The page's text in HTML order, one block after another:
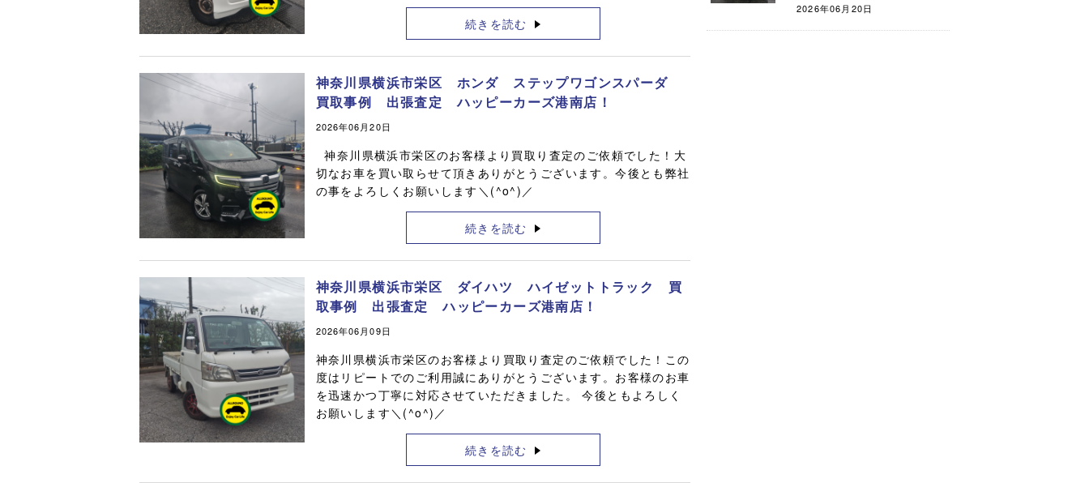
続きを読む
神奈川県横浜市栄区 ホンダ ステップワゴンスパーダ
買取事例 出張査定 ハッピーカーズ港南店！
2026年06月20日
神奈川県横浜市栄区のお客様より買取り査定のご依頼でした！大
切なお車を買い取らせて頂きありがとうございます。今後とも弊社
の事をよろしくお願いします＼(^o^)／
続きを読む
神奈川県横浜市栄区 ダイハツ ハイゼットトラック 買
取事例 出張査定 ハッピーカーズ港南店！
2026年06月09日
神奈川県横浜市栄区のお客様より買取り査定のご依頼でした！この
度はリピートでのご利用誠にありがとうございます。お客様のお車
を迅速かつ丁寧に対応させていただきました。 今後ともよろしく
お願いします＼(^o^)／
続きを読む
2026年06月20日